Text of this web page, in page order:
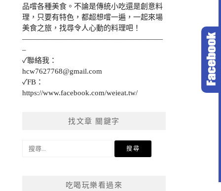
品嚐各種美食。不論是傳統小吃還是創意料
理，只要有特色，都超想嚐一遍，一起來場
美食之旅，找尋令人心動的料理吧！
———————————————————
–
✓聯絡我：
hcw7627768@gmail.com
✓FB：
https://www.facebook.com/weieat.tw/
找文章 關鍵字
搜
吃喝玩樂看過來